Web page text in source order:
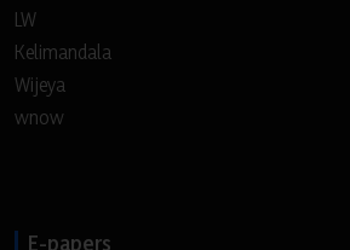
LW
Kelimandala
Wijeya
wnow
E-papers